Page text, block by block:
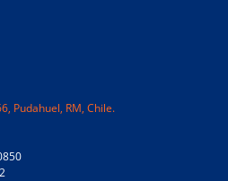
Pudahuel, RM, Chile.